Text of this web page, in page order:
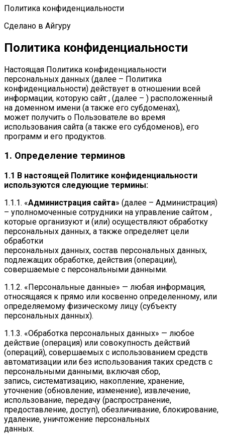
Политика конфиденциальности
Сделано в Айгуру
Политика конфиденциальности
Настоящая Политика конфиденциальности
персональных данных (далее – Политика
конфиденциальности) действует в отношении всей
информации, которую сайт , (далее – ) расположенный
на доменном имени (а также его субдоменах),
может получить о Пользователе во время
использования сайта (а также его субдоменов), его
программ и его продуктов.
1. Определение терминов
1.1 В настоящей Политике конфиденциальности
используются следующие термины:
1.1.1. «Администрация сайта» (далее – Администрация)
– уполномоченные сотрудники на управление сайтом ,
которые организуют и (или) осуществляют обработку
персональных данных, а также определяет цели
обработки
персональных данных, состав персональных данных,
подлежащих обработке, действия (операции),
совершаемые с персональными данными.
1.1.2. «Персональные данные» — любая информация,
относящаяся к прямо или косвенно определенному, или
определяемому физическому лицу (субъекту
персональных данных).
1.1.3. «Обработка персональных данных» — любое
действие (операция) или совокупность действий
(операций), совершаемых с использованием средств
автоматизации или без использования таких средств с
персональными данными, включая сбор,
запись, систематизацию, накопление, хранение,
уточнение (обновление, изменение), извлечение,
использование, передачу (распространение,
предоставление, доступ), обезличивание, блокирование,
удаление, уничтожение персональных
данных.